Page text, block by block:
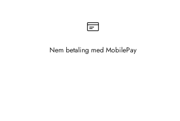
Nem betaling med MobilePay